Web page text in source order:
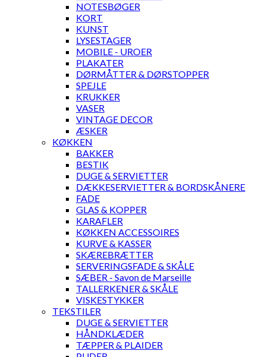
NOTESBØGER
KORT
KUNST
LYSESTAGER
MOBILE - UROER
PLAKATER
DØRMÅTTER & DØRSTOPPER
SPEJLE
KRUKKER
VASER
VINTAGE DECOR
ÆSKER
KØKKEN
BAKKER
BESTIK
DUGE & SERVIETTER
DÆKKESERVIETTER & BORDSKÅNERE
FADE
GLAS & KOPPER
KARAFLER
KØKKEN ACCESSOIRES
KURVE & KASSER
SKÆREBRÆTTER
SERVERINGSFADE & SKÅLE
SÆBER - Savon de Marseille
TALLERKENER & SKÅLE
VISKESTYKKER
TEKSTILER
DUGE & SERVIETTER
HÅNDKLÆDER
TÆPPER & PLAIDER